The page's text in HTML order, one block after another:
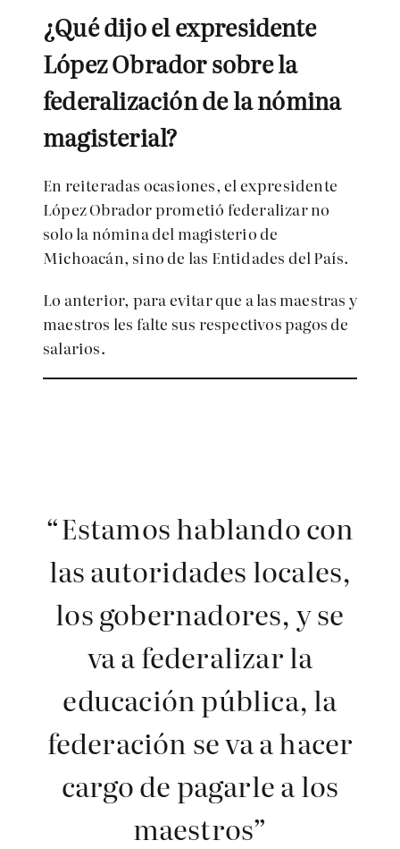
¿Qué dijo el expresidente
López Obrador sobre la
federalización de la nómina
magisterial?
En reiteradas ocasiones, el expresidente
López Obrador prometió federalizar no
solo la nómina del magisterio de
Michoacán, sino de las Entidades del País.
Lo anterior, para evitar que a las maestras y
maestros les falte sus respectivos pagos de
salarios.
“Estamos hablando con
las autoridades locales,
los gobernadores, y se
va a federalizar la
educación pública, la
federación se va a hacer
cargo de pagarle a los
maestros”